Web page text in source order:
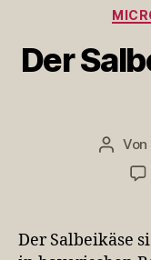
Der
Von
Der Salbeikäse